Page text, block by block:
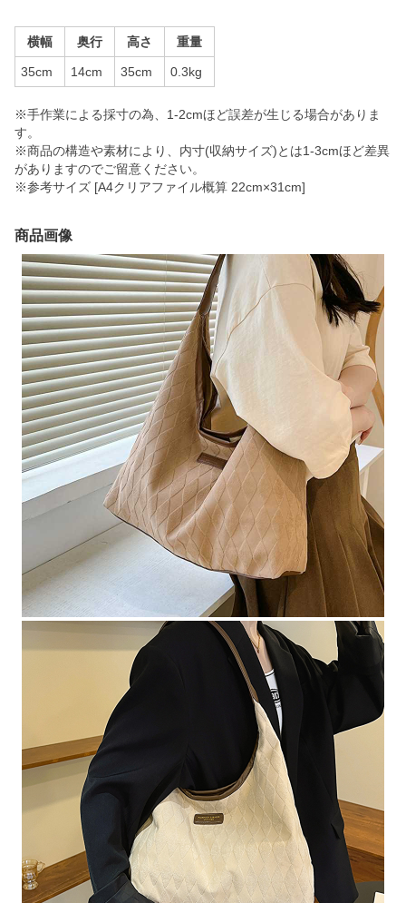
横幅 奥行 高さ 重量
35cm 14cm 35cm 0.3kg
※手作業による採寸の為、1-2cmほど誤差が生じる場合がありま
す。
※商品の構造や素材により、内寸(収納サイズ)とは1-3cmほど差異
がありますのでご留意ください。
※参考サイズ [A4クリアファイル概算 22cm×31cm]
商品画像